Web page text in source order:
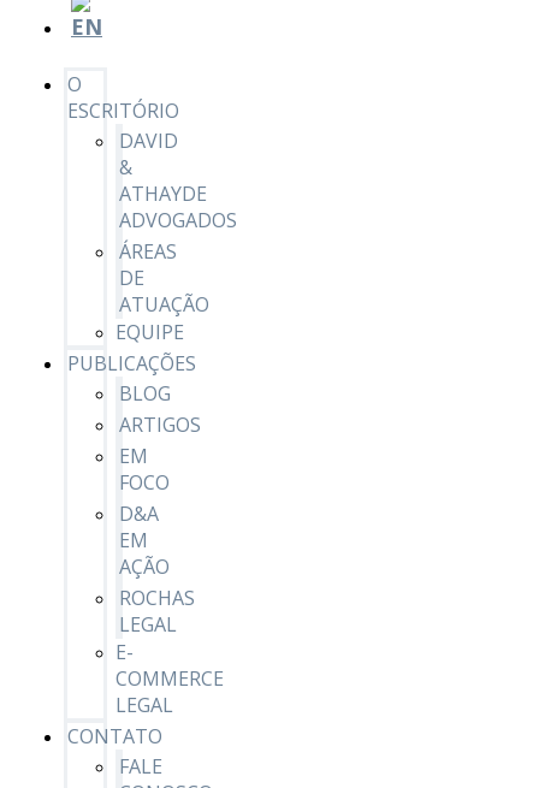
O
ESCRITÓRIO
DAVID
&
ATHAYDE
ADVOGADOS
ÁREAS
DE
ATUAÇÃO
EQUIPE
PUBLICAÇÕES
BLOG
ARTIGOS
EM
FOCO
D&A
EM
AÇÃO
ROCHAS
LEGAL
E-
COMMERCE
LEGAL
CONTATO
FALE